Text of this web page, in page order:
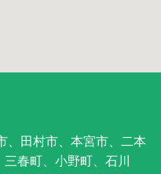
、田村市、本宮市、二本
春町、小野町、石川